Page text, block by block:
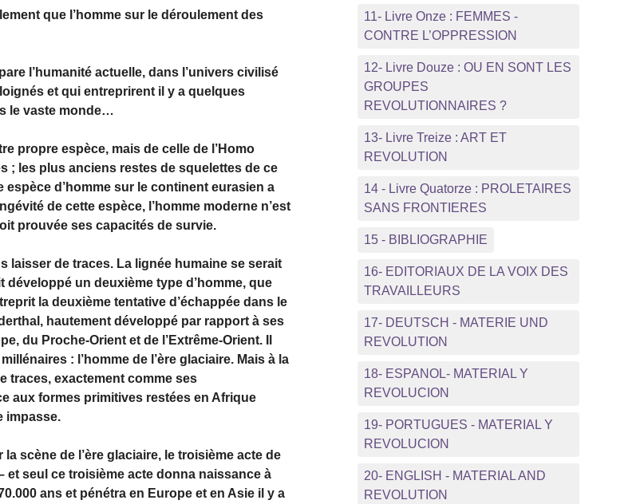
que l’homme sur le déroulement des
l’humanité actuelle, dans l’univers civilisé
et qui entreprirent il y a quelques
le vaste monde…
propre espèce, mais de celle de l’Homo
; les plus anciens restes de squelettes de ce
d’homme sur le continent eurasien a
de cette espèce, l’homme moderne n’est
prouvée ses capacités de survie.
laisser de traces. La lignée humaine se serait
développé un deuxième type d’homme, que
la deuxième tentative d’échappée dans le
hautement développé par rapport à ses
du Proche-Orient et de l’Extrême-Orient. Il
: l’homme de l’ère glaciaire. Mais à la
traces, exactement comme ses
aux formes primitives restées en Afrique
impasse.
scène de l’ère glaciaire, le troisième acte de
et seul ce troisième acte donna naissance à
ans et pénétra en Europe et en Asie il y a
11- Livre Onze : FEMMES -
CONTRE L’OPPRESSION
12- Livre Douze : OU EN SONT LES
GROUPES
REVOLUTIONNAIRES ?
13- Livre Treize : ART ET
REVOLUTION
14 - Livre Quatorze : PROLETAIRES
SANS FRONTIERES
15 - BIBLIOGRAPHIE
16- EDITORIAUX DE LA VOIX DES
TRAVAILLEURS
17- DEUTSCH - MATERIE UND
REVOLUTION
18- ESPANOL- MATERIAL Y
REVOLUCION
19- PORTUGUES - MATERIAL Y
REVOLUCION
20- ENGLISH - MATERIAL AND
REVOLUTION